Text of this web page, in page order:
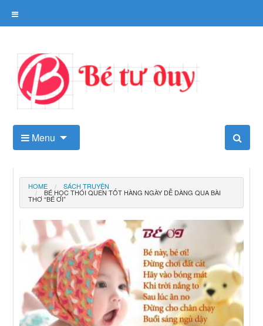
Kho tài liệu tư duy cho trẻ
Menu
HOME SÁCH TRUYỆN
BÉ HỌC THÓI QUEN TỐT HÀNG NGÀY DỄ DÀNG QUA BÀI
THƠ “BÉ ƠI”